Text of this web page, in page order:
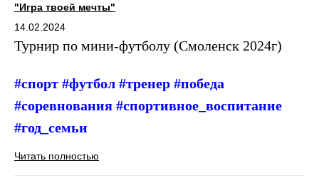
"Игра твоей мечты"
14.02.2024
Турнир по мини-футболу (Смоленск 2024г)
#спорт #футбол #тренер #победа
#соревнования #спортивное_воспитание
#год_семьи
Читать полностью